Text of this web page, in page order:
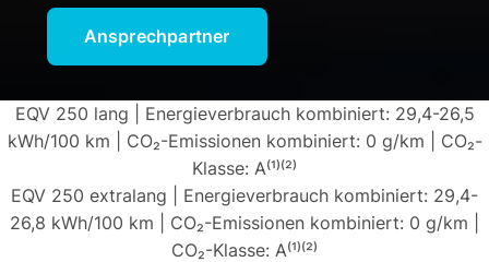
Ansprechpartner
EQV 250 lang | Energieverbrauch kombiniert: 29,4-26,5
kWh/100 km | CO₂-Emissionen kombiniert: 0 g/km | CO₂-
Klasse: A⁽¹⁾⁽²⁾
EQV 250 extralang | Energieverbrauch kombiniert: 29,4-
26,8 kWh/100 km | CO₂-Emissionen kombiniert: 0 g/km |
CO₂-Klasse: A⁽¹⁾⁽²⁾